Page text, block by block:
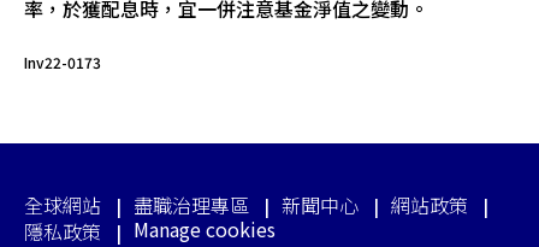
率，於獲配息時，宜一併注意基金淨值之變動。
Inv22-0173
全球網站 盡職治理專區 新聞中心
網站政策
隱私政策
Manage cookies